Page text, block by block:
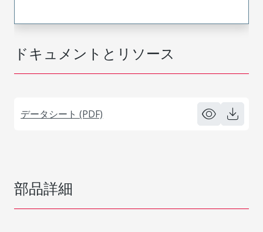
ドキュメントとリソース
データシート (PDF)
部品詳細